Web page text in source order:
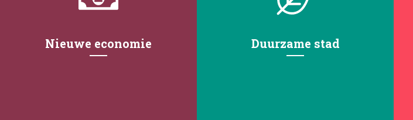
Nieuwe economie Duurzame stad